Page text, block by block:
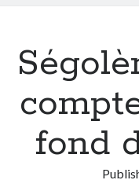
fond